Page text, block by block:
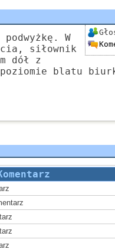
W
siłownik
dół z
blatu